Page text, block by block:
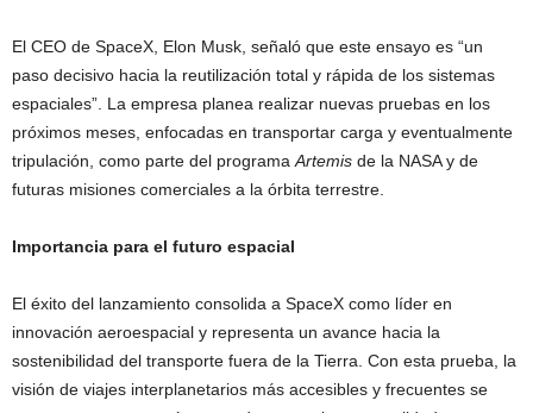
El CEO de SpaceX, Elon Musk, señaló que este ensayo es “un
paso decisivo hacia la reutilización total y rápida de los sistemas
espaciales”. La empresa planea realizar nuevas pruebas en los
próximos meses, enfocadas en transportar carga y eventualmente
tripulación, como parte del programa Artemis de la NASA y de
futuras misiones comerciales a la órbita terrestre.
Importancia para el futuro espacial
El éxito del lanzamiento consolida a SpaceX como líder en
innovación aeroespacial y representa un avance hacia la
sostenibilidad del transporte fuera de la Tierra. Con esta prueba, la
visión de viajes interplanetarios más accesibles y frecuentes se